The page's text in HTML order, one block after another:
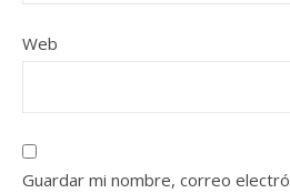
Web
Guardar mi nombre, correo